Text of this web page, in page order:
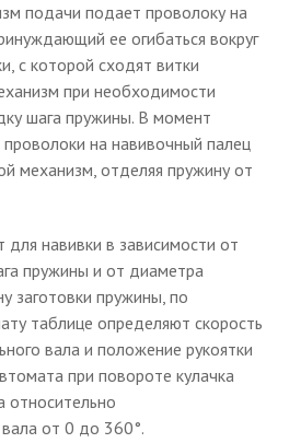
подачи подает проволоку на
ее огибаться вокруг
с которой сходят витки
при необходимости
шага пружины. В момент
на навивочный палец
механизм, отделяя пружину от
навивки в зависимости от
пружины и от диаметра
заготовки пружины, по
таблице определяют скорость
вала и положение рукоятки
при повороте кулачка
относительно
от 0 до 360°.